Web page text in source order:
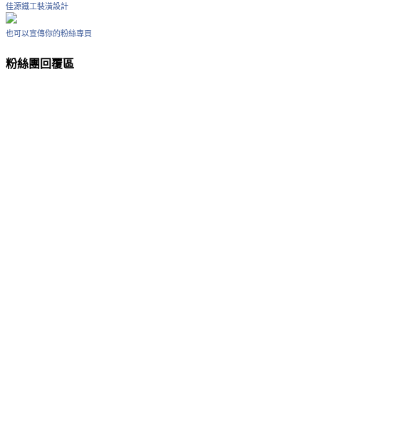
佳源鐵工裝潢設計
也可以宣傳你的粉絲專頁
粉絲團回覆區